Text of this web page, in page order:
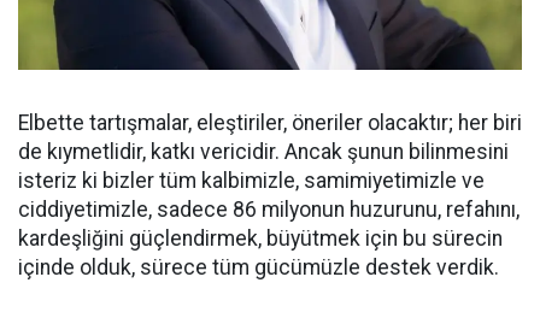
Elbette tartışmalar, eleştiriler, öneriler olacaktır; her biri
de kıymetlidir, katkı vericidir. Ancak şunun bilinmesini
isteriz ki bizler tüm kalbimizle, samimiyetimizle ve
ciddiyetimizle, sadece 86 milyonun huzurunu, refahını,
kardeşliğini güçlendirmek, büyütmek için bu sürecin
içinde olduk, sürece tüm gücümüzle destek verdik.